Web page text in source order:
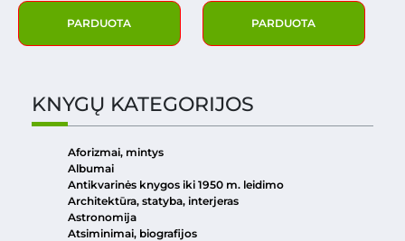
PARDUOTA PARDUOTA
KNYGŲ KATEGORIJOS
Aforizmai, mintys
Albumai
Antikvarinės knygos iki 1950 m. leidimo
Architektūra, statyba, interjeras
Astronomija
Atsiminimai, biografijos